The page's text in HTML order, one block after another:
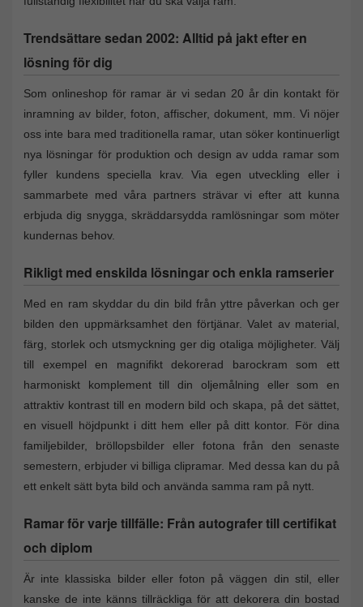
Trendsättare sedan 2002: Alltid på jakt efter en
lösning för dig
Som onlineshop för ramar är vi sedan 20 år din kontakt för
inramning av bilder, foton, affischer, dokument, mm. Vi nöjer
oss inte bara med traditionella ramar, utan söker kontinuerligt
nya lösningar för produktion och design av udda ramar som
fyller kundens speciella krav. Via egen utveckling eller i
sammarbete med våra partners strävar vi efter att kunna
erbjuda dig snygga, skräddarsydda ramlösningar som möter
kundernas behov.
Rikligt med enskilda lösningar och enkla ramserier
Med en ram skyddar du din bild från yttre påverkan och ger
bilden den uppmärksamhet den förtjänar. Valet av material,
färg, storlek och utsmyckning ger dig otaliga möjligheter. Välj
till exempel en magnifikt dekorerad barockram som ett
harmoniskt komplement till din oljemålning eller som en
attraktiv kontrast till en modern bild och skapa, på det sättet,
en visuell höjdpunkt i ditt hem eller på ditt kontor. För dina
familjebilder, bröllopsbilder eller fotona från den senaste
semestern, erbjuder vi billiga clipramar. Med dessa kan du på
ett enkelt sätt byta bild och använda samma ram på nytt.
Ramar för varje tillfälle: Från autografer till certifikat
och diplom
Är inte klassiska bilder eller foton på väggen din stil, eller
kanske de inte känns tillräckliga för att dekorera din bostad